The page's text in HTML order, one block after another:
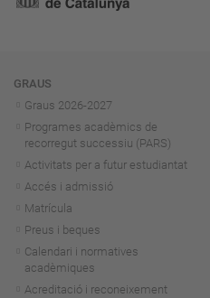
Navegació
GRAUS
Graus 2026-2027
Programes acadèmics de
recorregut successiu (PARS)
Activitats per a futur estudiantat
Accés i admissió
Matrícula
Preus i beques
Calendari i normatives
acadèmiques
Acreditació i reconeixement